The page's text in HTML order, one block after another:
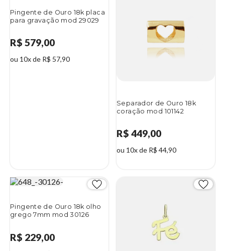
Pingente de Ouro 18k placa
para gravação mod 29029
R$ 579,00
ou 10x de R$ 57,90
Separador de Ouro 18k
coração mod 101142
R$ 449,00
ou 10x de R$ 44,90
Pingente de Ouro 18k olho
grego 7mm mod 30126
R$ 229,00